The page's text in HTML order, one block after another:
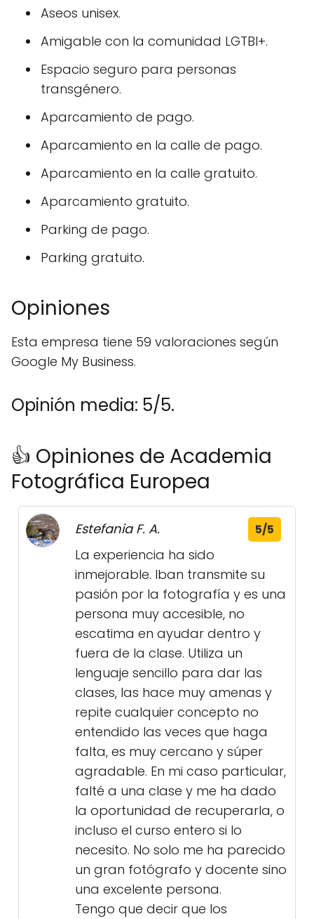
Aseos unisex.
Amigable con la comunidad LGTBI+.
Espacio seguro para personas
transgénero.
Aparcamiento de pago.
Aparcamiento en la calle de pago.
Aparcamiento en la calle gratuito.
Aparcamiento gratuito.
Parking de pago.
Parking gratuito.
Opiniones
Esta empresa tiene 59 valoraciones según
Google My Business.
Opinión media: 5/5.
👍 Opiniones de Academia
Fotográfica Europea
Estefania F. A. 5/5
La experiencia ha sido
inmejorable. Iban transmite su
pasión por la fotografía y es una
persona muy accesible, no
escatima en ayudar dentro y
fuera de la clase. Utiliza un
lenguaje sencillo para dar las
clases, las hace muy amenas y
repite cualquier concepto no
entendido las veces que haga
falta, es muy cercano y súper
agradable. En mi caso particular,
falté a una clase y me ha dado
la oportunidad de recuperarla, o
incluso el curso entero si lo
necesito. No solo me ha parecido
un gran fotógrafo y docente sino
una excelente persona.
Tengo que decir que los